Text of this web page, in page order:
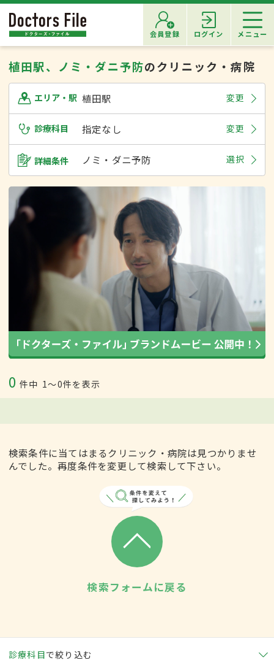
会員登録 ログイン メニュー
植田駅、ノミ・ダニ予防のクリニック・病院
エリア・駅 植田駅 変更
診療科目 指定なし 変更
詳細条件 ノミ・ダニ予防 選択
0 件中 1〜0件を表示
検索条件に当てはまるクリニック・病院は見つかりませ
んでした。再度条件を変更して検索して下さい。
検索フォームに戻る
診療科目で絞り込む